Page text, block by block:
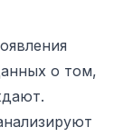
о том,